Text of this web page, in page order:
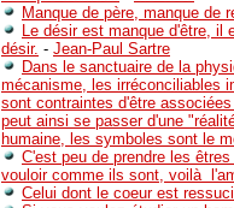
Manque de père, manque de
Le désir est manque d'être, il
désir. - Jean-Paul Sartre
Dans le sanctuaire de la
mécanisme, les irréconciliables
sont contraintes d'être
peut ainsi se passer d'une
humaine, les symboles sont le
C'est peu de prendre les
vouloir comme ils sont, voilà
Celui dont le coeur est